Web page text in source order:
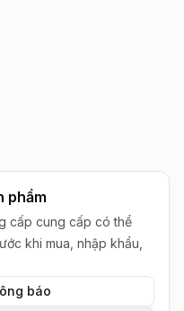
phẩm
cấp cung cấp có thể
khi mua, nhập khẩu,
báo